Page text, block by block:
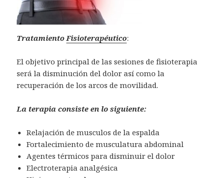
Tratamiento Fisioterapéutico:
El objetivo principal de las sesiones de fisioterapia
será la disminución del dolor así como la
recuperación de los arcos de movilidad.
La terapia consiste en lo siguiente:
Relajación de musculos de la espalda
Fortalecimiento de musculatura abdominal
Agentes térmicos para disminuir el dolor
Electroterapia analgésica